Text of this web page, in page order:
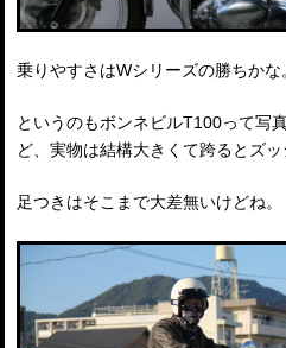
乗りやすさはWシリーズの勝ちかな
というのもボンネビルT100って写
ど、実物は結構大きくて跨るとズッ
足つきはそこまで大差無いけどね。